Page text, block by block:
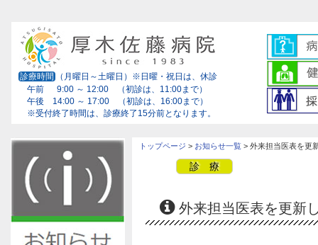
診療時間
（月曜日～土曜日）※日曜・祝日は、休診
午前 9:00 ～ 12:00 （初診は、11:00まで）
午後 14:00 ～ 17:00 （初診は、16:00まで）
※受付終了時間は、診療終了15分前となります。
トップページ > お知らせ一覧 > 外来担当医表を更
診 療
外来担当医表を更新